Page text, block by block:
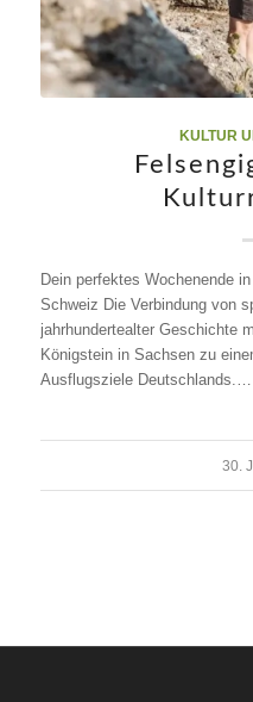
KULTUR
Dein perfektes Wochenende
Schweiz Die Verbindung von
jahrhundertealter Geschichte
Königstein in Sachsen zu
Ausflugsziele Deutschlands.…
30.